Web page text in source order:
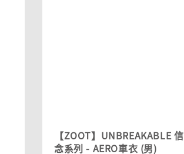
【ZOOT】UNBREAKABLE 信
念系列 - AERO車衣 (男)